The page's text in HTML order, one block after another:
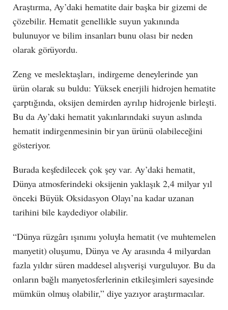
Araştırma, Ay’daki hematite dair başka bir gizemi de
çözebilir. Hematit genellikle suyun yakınında
bulunuyor ve bilim insanları bunu olası bir neden
olarak görüyordu.
Zeng ve meslektaşları, indirgeme deneylerinde yan
ürün olarak su buldu: Yüksek enerjili hidrojen hematite
çarptığında, oksijen demirden ayrılıp hidrojenle birleşti.
Bu da Ay’daki hematit yakınlarındaki suyun aslında
hematit indirgenmesinin bir yan ürünü olabileceğini
gösteriyor.
Burada keşfedilecek çok şey var. Ay’daki hematit,
Dünya atmosferindeki oksijenin yaklaşık 2,4 milyar yıl
önceki Büyük Oksidasyon Olayı’na kadar uzanan
tarihini bile kaydediyor olabilir.
“Dünya rüzgârı ışınımı yoluyla hematit (ve muhtemelen
manyetit) oluşumu, Dünya ve Ay arasında 4 milyardan
fazla yıldır süren maddesel alışverişi vurguluyor. Bu da
onların bağlı manyetosferlerinin etkileşimleri sayesinde
mümkün olmuş olabilir,” diye yazıyor araştırmacılar.